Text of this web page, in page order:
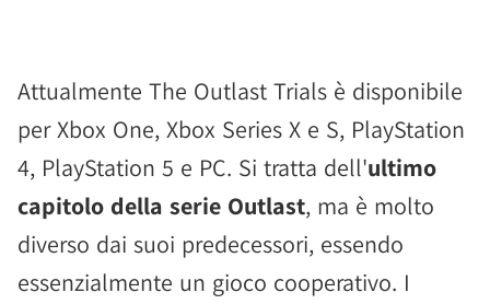
Attualmente The Outlast Trials è disponibile
per Xbox One, Xbox Series X e S, PlayStation
4, PlayStation 5 e PC. Si tratta dell'ultimo
capitolo della serie Outlast, ma è molto
diverso dai suoi predecessori, essendo
essenzialmente un gioco cooperativo. I